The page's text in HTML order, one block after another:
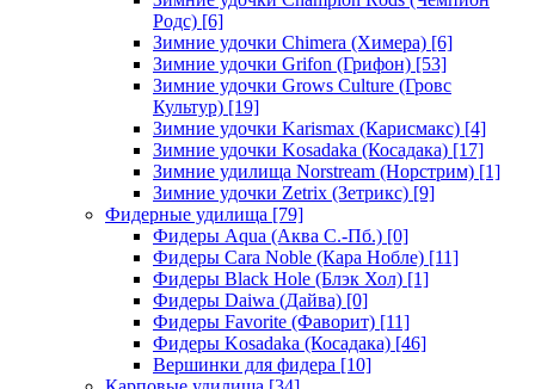
Родс) [6]
Зимние удочки Chimera (Химера) [6]
Зимние удочки Grifon (Грифон) [53]
Зимние удочки Grows Culture (Гровс
Культур) [19]
Зимние удочки Karismax (Карисмакс) [4]
Зимние удочки Kosadaka (Косадака) [17]
Зимние удилища Norstream (Норстрим) [1]
Зимние удочки Zetrix (Зетрикс) [9]
Фидерные удилища [79]
Фидеры Aqua (Аква С.-Пб.) [0]
Фидеры Cara Noble (Кара Нобле) [11]
Фидеры Black Hole (Блэк Хол) [1]
Фидеры Daiwa (Дайва) [0]
Фидеры Favorite (Фаворит) [11]
Фидеры Kosadaka (Косадака) [46]
Вершинки для фидера [10]